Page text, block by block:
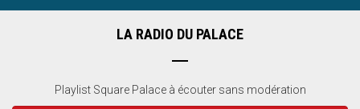
LA RADIO DU PALACE
Playlist Square Palace à écouter sans modération